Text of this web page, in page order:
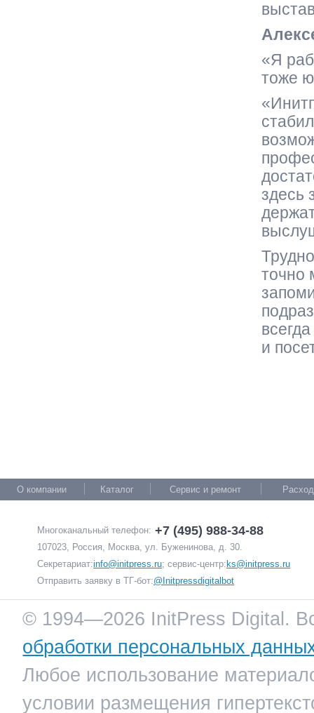
«Я
тоже
здесь
точно
и
О компании Каталог Сервис и ремонт
Многоканальный телефон: +7 (495) 988-34-88
107023, Россия, Москва, ул. Буженинова, д. 30.
Секретариат:info@initpress.ru; сервис-центр: ks@initpress.ru
Отправить заявку в ТГ-бот:@Initpressdigitalbot
© 1994—2026 InitPress Digital.
обработки персональных
Любое использование
условии размещения